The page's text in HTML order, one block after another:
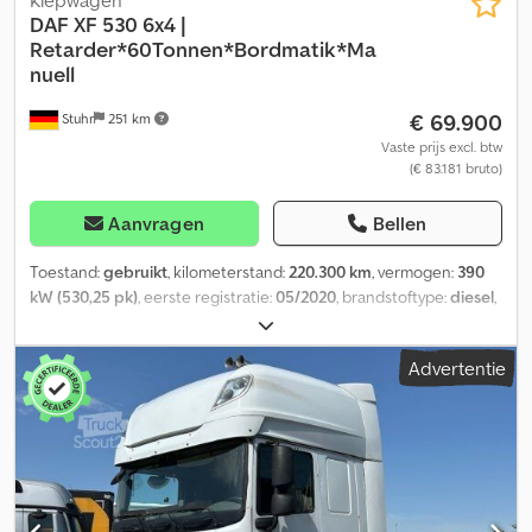
Stuhr 251 km
DAF XF 530 6x4 |
Retarder*60Tonnen*Bordmatik*Ma
nuell
€ 69.900
Vaste prijs excl. btw
(€ 83.181 bruto)
Aanvragen Bellen
Toestand:gebruikt, kilometerstand:220.300 km, vermogen: 390
kW (530,25 pk), eerste registratie:05/2020, brandstoftype:diesel,
, asconfiguratie:
retarder, kleur:groen, soort overbrenging:mechanisch,
emissieklasse:
, laadruimte inhoud:
, laadruimte lengte:
4.900 mm
, laadruimtebreedte: 2.420 mm , laadruimtehoogte:
mm, Uitrusting:
ABS, airconditioning, navigatiesysteem,
standkachel, ? Kipperopbouw met Bordmatik ? Toelating tot 60,0
ton totaal toegestaan gewicht ? AP-assen en bladvering ?
Koelbox ? Lane assist ? Portofoon ? Handgeschakelde
versnellingsbak Codpfx Aqoyw Ef Telorf ? Airconditioning ?
Advertentie